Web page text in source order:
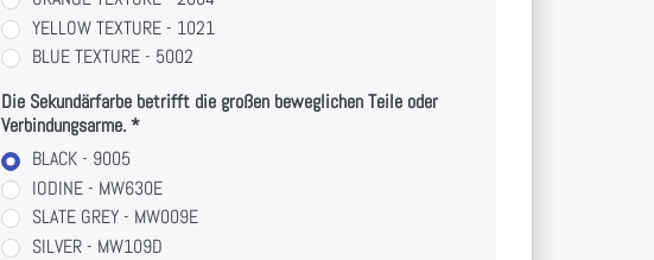
YELLOW TEXTURE - 1021
BLUE TEXTURE - 5002
Die Sekundärfarbe betrifft die großen beweglichen Teile oder
Verbindungsarme.
BLACK - 9005
IODINE - MW630E
SLATE GREY - MW009E
SILVER - MW109D